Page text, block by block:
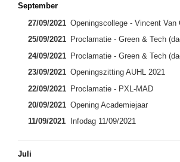
September
27/09/2021 Openingscollege - Vincent Van
25/09/2021 Proclamatie - Green & Tech
24/09/2021 Proclamatie - Green & Tech
23/09/2021 Openingszitting AUHL 2021
22/09/2021 Proclamatie - PXL-MAD
20/09/2021 Opening Academiejaar
11/09/2021
Infodag 11/09/2021
Juli